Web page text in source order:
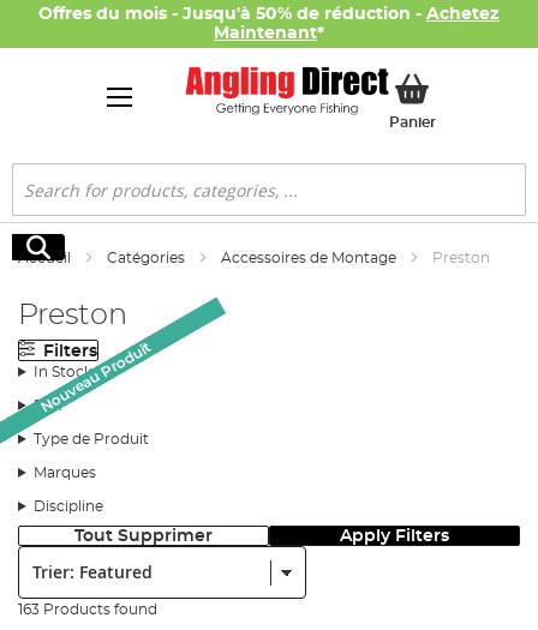
Offres du mois - Jusqu'à 50% de réduction - Achetez
Maintenant*
PanierMon panier
Rechercher
Rechercher
Accueil Catégories Accessoires de Montage Preston
Preston
Filters
In Stock
Prix
Type de Produit
Marques
Discipline
Tout Supprimer Apply Filters
163 Products found
Nouveau Produit
Nouveau Produit
Nouveau Produit
Nouveau Produit
Nouveau Produit